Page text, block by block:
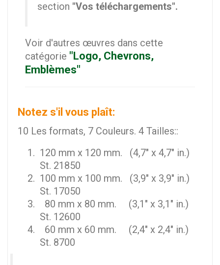
section "Vos téléchargements".
Voir d'autres œuvres dans cette
catégorie "Logo, Chevrons,
Emblèmes"
Notez s'il vous plaît:
10 Les formats, 7 Couleurs. 4 Tailles::
120 mm x 120 mm. (4,7" x 4,7" in.)
St. 21850
100 mm x 100 mm. (3,9" x 3,9" in.)
St. 17050
80 mm x 80 mm. (3,1" x 3,1" in.)
St. 12600
60 mm x 60 mm. (2,4" x 2,4" in.)
St. 8700